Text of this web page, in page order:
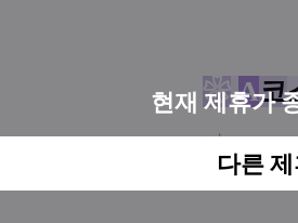
현재 제휴가
다른
❀ A코